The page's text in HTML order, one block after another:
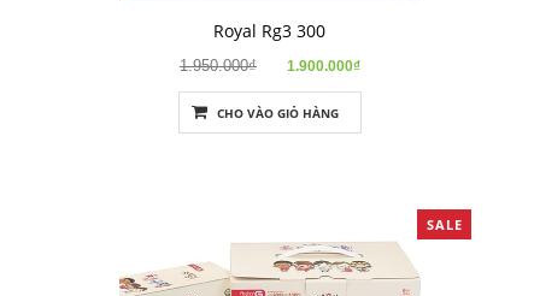
Royal Rg3 300
1.950.000₫ 1.900.000₫
CHO VÀO GIỎ HÀNG
SALE